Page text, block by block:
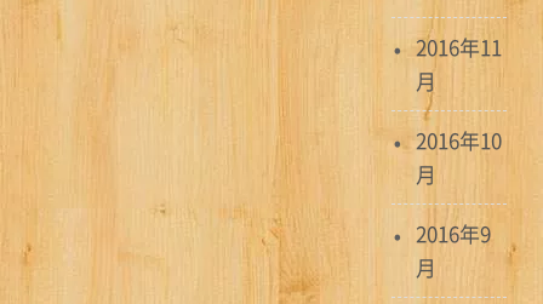
2016年11
月
2016年10
月
2016年9
月